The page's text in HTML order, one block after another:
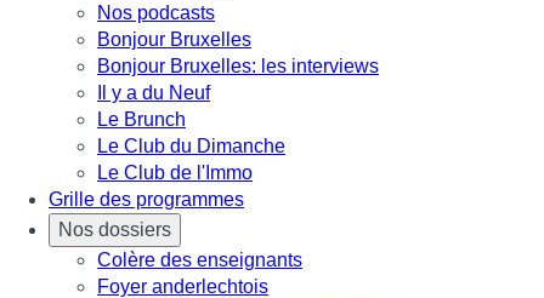
Nos podcasts
Bonjour Bruxelles
Bonjour Bruxelles: les interviews
Il y a du Neuf
Le Brunch
Le Club du Dimanche
Le Club de l'Immo
Grille des programmes
Nos dossiers
Colère des enseignants
Foyer anderlechtois